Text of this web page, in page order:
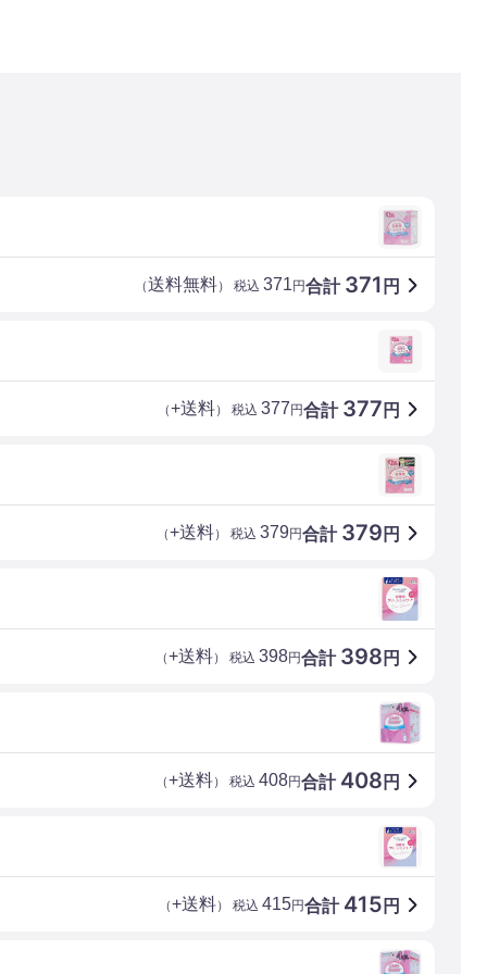
合計 371 円
（送料無料） 税込 371円
合計 377 円
（+送料） 税込 377円
合計 379 円
（+送料） 税込 379円
合計 398 円
（+送料） 税込 398円
合計 408 円
（+送料） 税込 408円
合計 415 円
（+送料） 税込 415円